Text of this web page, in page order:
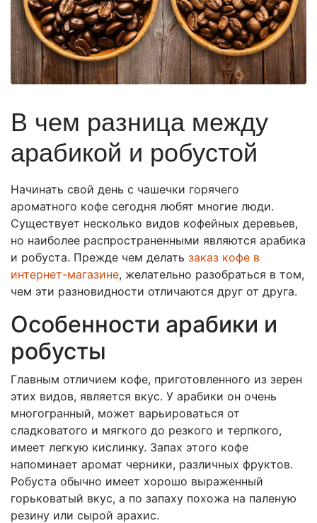
В чем разница между
арабикой и робустой
Начинать свой день с чашечки горячего
ароматного кофе сегодня любят многие люди.
Существует несколько видов кофейных деревьев,
но наиболее распространенными являются арабика
и робуста. Прежде чем делать заказ кофе в
интернет-магазине, желательно разобраться в том,
чем эти разновидности отличаются друг от друга.
Особенности арабики и
робусты
Главным отличием кофе, приготовленного из зерен
этих видов, является вкус. У арабики он очень
многогранный, может варьироваться от
сладковатого и мягкого до резкого и терпкого,
имеет легкую кислинку. Запах этого кофе
напоминает аромат черники, различных фруктов.
Робуста обычно имеет хорошо выраженный
горьковатый вкус, а по запаху похожа на паленую
резину или сырой арахис.